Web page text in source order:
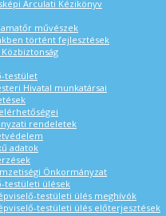
Arculati Kézikönyv
művészek
történt fejlesztések
testület
Hivatal munkatársai
rendeletek
adatok
Önkormányzat
testületi ülések
testületi ülés meghívók
testületi ülés előterjesztések